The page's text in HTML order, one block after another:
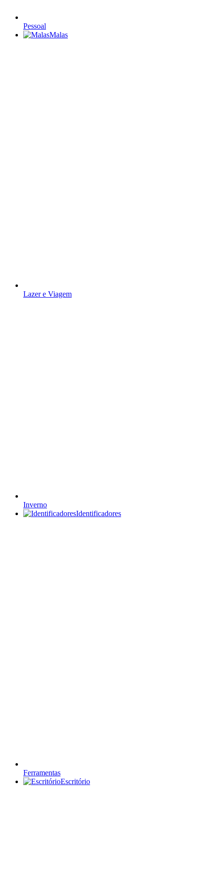
Pessoal
Malas
Lazer e Viagem
Inverno
Identificadores
Ferramentas
Escritório